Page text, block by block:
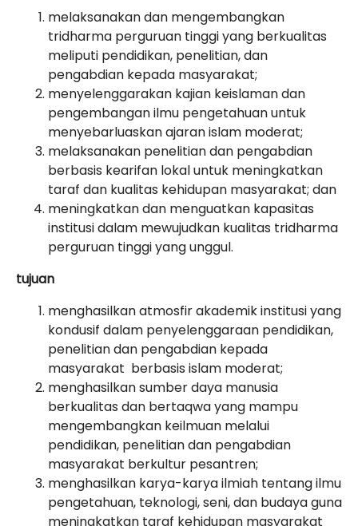
melaksanakan dan mengembangkan
tridharma perguruan tinggi yang berkualitas
meliputi pendidikan, penelitian, dan
pengabdian kepada masyarakat;
menyelenggarakan kajian keislaman dan
pengembangan ilmu pengetahuan untuk
menyebarluaskan ajaran islam moderat;
melaksanakan penelitian dan pengabdian
berbasis kearifan lokal untuk meningkatkan
taraf dan kualitas kehidupan masyarakat; dan
meningkatkan dan menguatkan kapasitas
institusi dalam mewujudkan kualitas tridharma
perguruan tinggi yang unggul.
tujuan
menghasilkan atmosfir akademik institusi yang
kondusif dalam penyelenggaraan pendidikan,
penelitian dan pengabdian kepada
masyarakat berbasis islam moderat;
menghasilkan sumber daya manusia
berkualitas dan bertaqwa yang mampu
mengembangkan keilmuan melalui
pendidikan, penelitian dan pengabdian
masyarakat berkultur pesantren;
menghasilkan karya-karya ilmiah tentang ilmu
pengetahuan, teknologi, seni, dan budaya guna
meningkatkan taraf kehidupan masyarakat